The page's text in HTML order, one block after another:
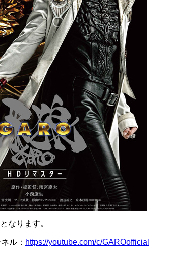
なります。
ル： https://youtube.com/c/GAROofficial